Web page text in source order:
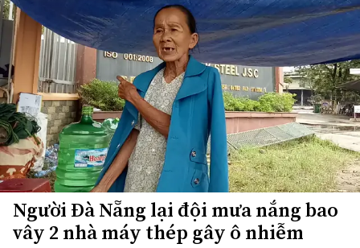
Người Đà Nẵng lại đội mưa nắng bao
vây 2 nhà máy thép gây ô nhiễm